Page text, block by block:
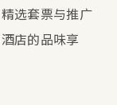
选套票与推广
店的品味享